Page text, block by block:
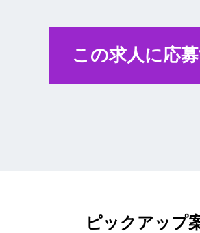
この求人に応
ピックアップ